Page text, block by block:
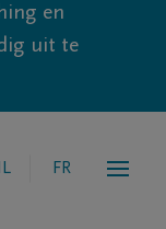
en
uit te
FR